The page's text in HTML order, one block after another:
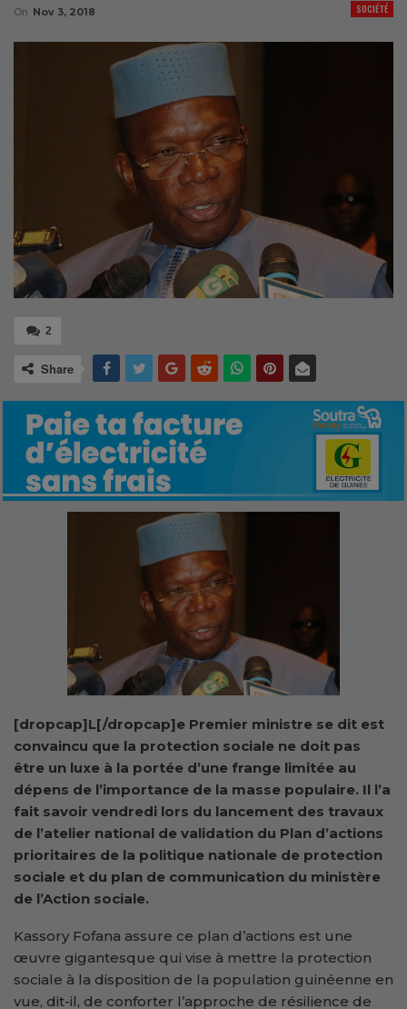
SOCIÉTÉ
On Nov 3, 2018
2
Share
[dropcap]L[/dropcap]e Premier ministre se dit est
convaincu que la protection sociale ne doit pas
être un luxe à la portée d’une frange limitée au
dépens de l’importance de la masse populaire. Il l’a
fait savoir vendredi lors du lancement des travaux
de l’atelier national de validation du Plan d’actions
prioritaires de la politique nationale de protection
sociale et du plan de communication du ministère
de l’Action sociale.
Kassory Fofana assure ce plan d’actions est une
œuvre gigantesque qui vise à mettre la protection
sociale à la disposition de la population guinéenne en
vue, dit-il, de conforter l’approche de résilience de